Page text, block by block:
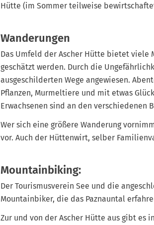
Hütte (im Sommer teilweise
Wanderungen
Das Umfeld der Ascher Hütte bietet viele
geschätzt werden. Durch die
ausgeschilderten Wege angewiesen.
Pflanzen, Murmeltiere und mit etwas
Erwachsenen sind an den verschiedenen
Wer sich eine größere Wanderung
vor. Auch der Hüttenwirt, selber
Mountainbiking:
Der Tourismusverein See und die
Mountainbiker, die das Paznauntal
Zur und von der Ascher Hütte aus gibt